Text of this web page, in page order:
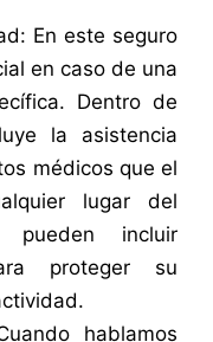
En este seguro
en caso de una
Dentro de
la asistencia
médicos que el
lugar del
incluir
proteger su
hablamos